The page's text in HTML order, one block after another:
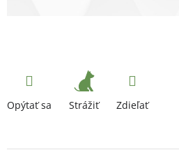
Opýtať sa Strážiť Zdieľať